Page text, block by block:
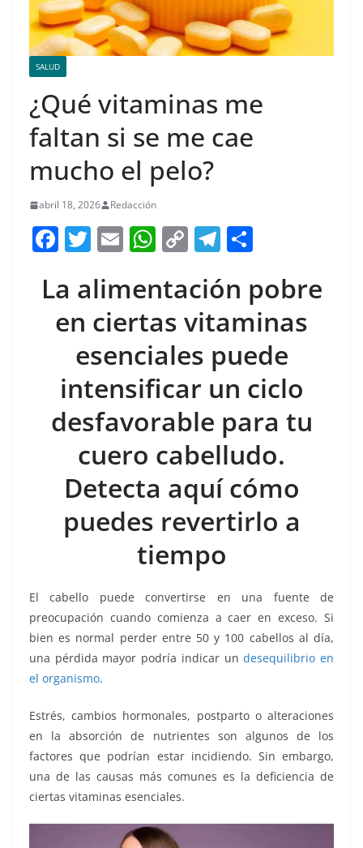
SALUD
¿Qué vitaminas me
faltan si se me cae
mucho el pelo?
abril 18, 2026 Redacción
F
c
e
b
o
k
T
itt
er
E
ai
l
W
at
s
A
p
p
C
p
y
Li
n
k
T
e
gr
a
m
ar
e
La alimentación pobre
en ciertas vitaminas
esenciales puede
intensificar un ciclo
desfavorable para tu
cuero cabelludo.
Detecta aquí cómo
puedes revertirlo a
tiempo
El cabello puede convertirse en una fuente de
preocupación cuando comienza a caer en exceso. Si
bien es normal perder entre 50 y 100 cabellos al día,
una pérdida mayor podría indicar undesequilibrio en
el organismo.
Estrés, cambios hormonales, postparto o alteraciones
en la absorción de nutrientes son algunos de los
factores que podrían estar incidiendo. Sin embargo,
una de las causas más comunes es la deficiencia de
ciertas vitaminas esenciales.